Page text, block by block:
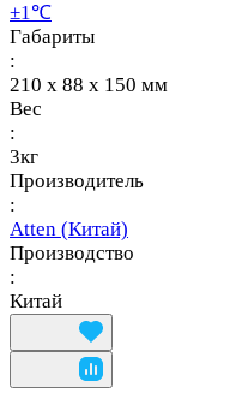
±1℃
Габариты
:
210 x 88 x 150 мм
Вес
:
3кг
Производитель
:
Atten (Китай)
Производство
:
Китай